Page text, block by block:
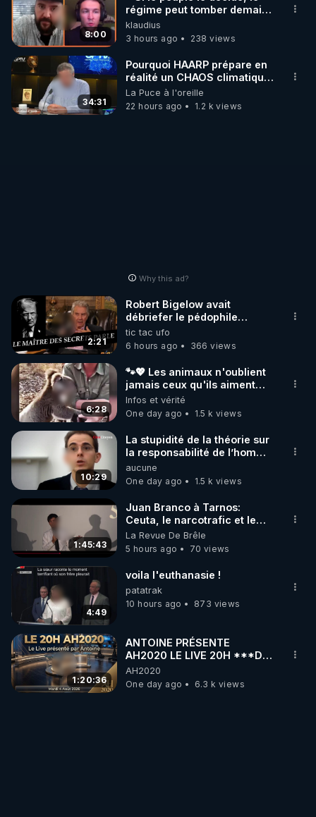
http://rgnr.li/stages
_________
LES CODES PROMO DES PARTENAIRES
▶ 10 % de réduction sur les extracteurs de la
marque SANA :
Rendez-vous sur http://rgnr.li/lechoubrave
code : REGENERE10
▶ 30 jours gratuit sur l’application de méditation et
de bien-être ENVOL :
Rendez-vous sur https://www.envol.app/code
le code : REGENERE
8:00
régime peut tomber demain !
»
klaudius
3 hours ago
238 views
34:31
Pourquoi HAARP prépare en
réalité un CHAOS climatique,
on répond
La Puce à l'oreille
22 hours ago
1.2 k views
Why this ad?
2:21
Robert Bigelow avait
débriefer le pédophile
génocidaire de donald j
trump
tic tac ufo
6 hours ago
366 views
6:28
🐾💖 Les animaux n'oublient
jamais ceux qu'ils aiment…
🥹❤️
Infos et vérité
One day ago
1.5 k views
10:29
La stupidité de la théorie sur
la responsabilité de l’homme
concernant le dioxyde de
carbone.
aucune
One day ago
1.5 k views
1:45:43
Juan Branco à Tarnos:
Ceuta, le narcotrafic et le
pouvoir en France
La Revue De Brêle
5 hours ago
70 views
4:49
voila l'euthanasie !
patatrak
10 hours ago
873 views
1:20:36
ANTOINE PRÉSENTE
AH2020 LE LIVE 20H ***DU
04/08/2026*** 📷LE
GRAND RÉVEIL EST EN
MARCHE 📷
AH2020
One day ago
6.3 k views